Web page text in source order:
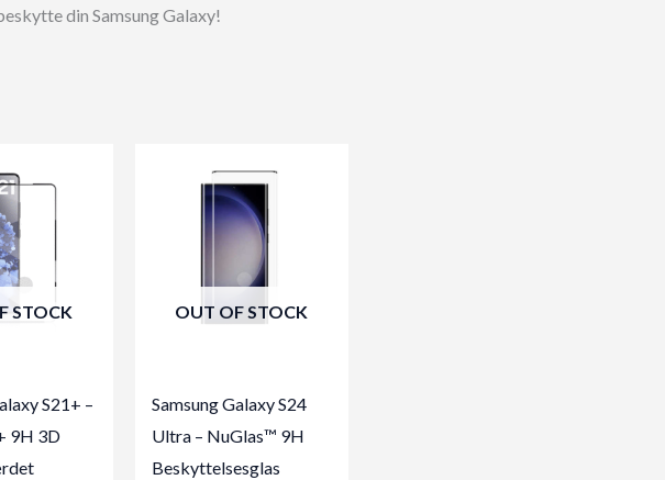
din Samsung Galaxy!
STOCK
S21+ –
9H 3D
OUT OF STOCK
Samsung Galaxy S24
Ultra – NuGlas™ 9H
Beskyttelsesglas